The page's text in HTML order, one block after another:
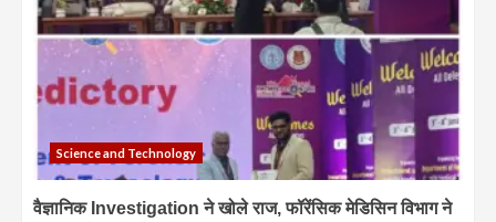
Science and Technology
वैज्ञानिक Investigation ने खोले राज, फॉरेंसिक मेडिसिन विभाग ने